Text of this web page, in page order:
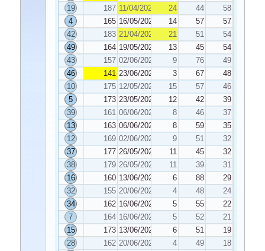
19
187 11/04/2023 24 44
58
4
165 16/05/2023 14 57
57
42
183 21/04/2023 21 51
54
49
164 19/05/2023 13 45
54
43
157 02/06/2023 9 76
49
46
141 23/06/2023 3 67
48
10
175 12/05/2023 15 57
46
5
173 23/05/2023 12 42
39
39
161 06/06/2023 8 46
37
13
163 06/06/2023 8 59
35
12
169 02/06/2023 9 51
32
37
177 26/05/2023 11 45
32
38
179 26/05/2023 11 39
31
16
160 13/06/2023 6 88
29
32
155 20/06/2023 4 48
24
34
162 16/06/2023 5 55
22
7
164 16/06/2023 5 52
21
15
173 13/06/2023 6 51
19
28
162 20/06/2023 4 49
18